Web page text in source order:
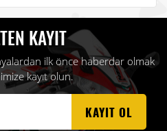
KAYIT
ilk önce haberdar olmak
kayıt olun.
KAYIT OL